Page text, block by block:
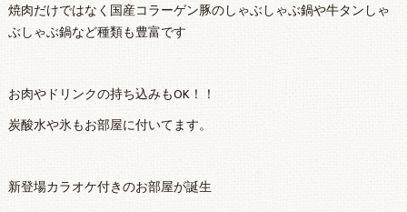
焼肉だけではなく国産コラーゲン豚のしゃぶしゃぶ鍋や牛タンしゃ
ぶしゃぶ鍋など種類も豊富です
お肉やドリンクの持ち込みもOK！！
炭酸水や氷もお部屋に付いてます。
新登場カラオケ付きのお部屋が誕生